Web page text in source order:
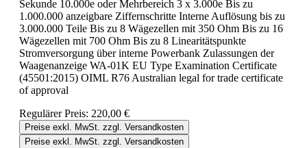
Sekunde 10.000e oder Mehrbereich 3 x 3.000e Bis zu
1.000.000 anzeigbare Ziffernschritte Interne Auflösung bis zu
3.000.000 Teile Bis zu 8 Wägezellen mit 350 Ohm Bis zu 16
Wägezellen mit 700 Ohm Bis zu 8 Linearitätspunkte
Stromversorgung über interne Powerbank Zulassungen der
Waagenanzeige WA-01K EU Type Examination Certificate
(45501:2015) OIML R76 Australian legal for trade certificate
of approval
Regulärer Preis: 220,00 €
Preise exkl. MwSt. zzgl. Versandkosten
Preise exkl. MwSt. zzgl. Versandkosten